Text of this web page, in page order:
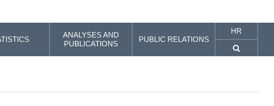
ANALYSES AND
PUBLICATIONS
PUBLIC RELATIONS
HR